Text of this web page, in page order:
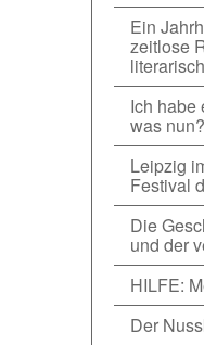
Ein
zeitlose
Ich habe
was
Leipzig
Festival
Die
und der
HILFE:
Der